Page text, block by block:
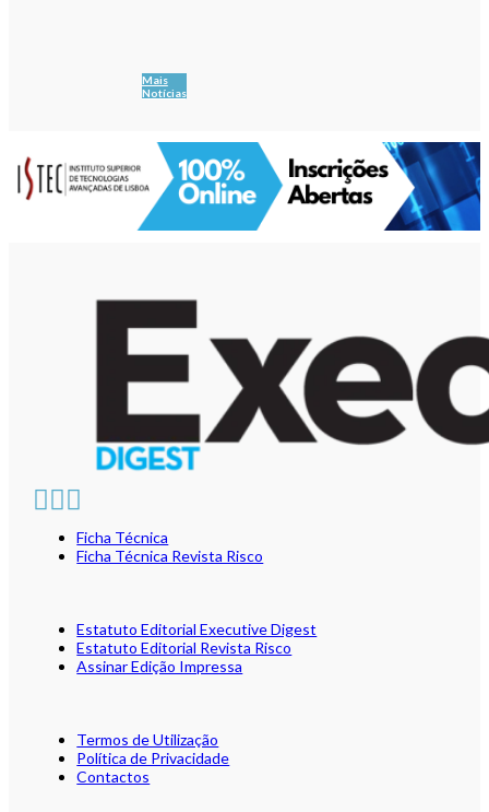
Mais
Notícias
Ficha Técnica
Ficha Técnica Revista Risco
Estatuto Editorial Executive Digest
Estatuto Editorial Revista Risco
Assinar Edição Impressa
Termos de Utilização
Política de Privacidade
Contactos